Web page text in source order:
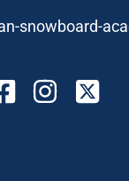
snowboard-